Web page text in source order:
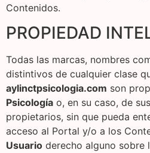
Contenidos.
PROPIEDAD
Todas las marcas, nombres
distintivos de cualquier clase
aylinctpsicologia.com son
Psicología o, en su caso, de
propietarios, sin que pueda
acceso al Portal y/o a los
Usuario derecho alguno sobre